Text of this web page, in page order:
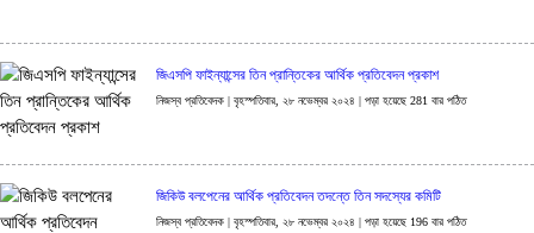
জিএসপি ফাইন্যান্সের তিন প্রান্তিকের আর্থিক প্রতিবেদন প্রকাশ
নিজস্ব প্রতিবেদক | বৃহস্পতিবার, ২৮ নভেম্বর ২০২৪ | পড়া হয়েছে 281 বার পঠিত
জিকিউ বলপেনের আর্থিক প্রতিবেদন তদন্তে তিন সদস্যের কমিটি
নিজস্ব প্রতিবেদক | বৃহস্পতিবার, ২৮ নভেম্বর ২০২৪ | পড়া হয়েছে 196 বার পঠিত